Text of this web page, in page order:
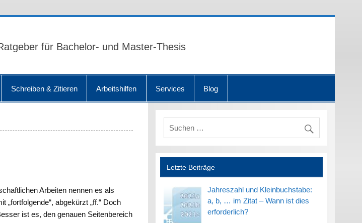
für Bachelor- und Master-Thesis
Schreiben & Zitieren Arbeitshilfen Services Blog
Arbeiten nennen es als
abgekürzt „ff.“ Doch
ist es, den genauen Seitenbereich
Letzte Beiträge
Jahreszahl und Kleinbuchstabe:
a, b, … im Zitat – Wann ist dies
erforderlich?